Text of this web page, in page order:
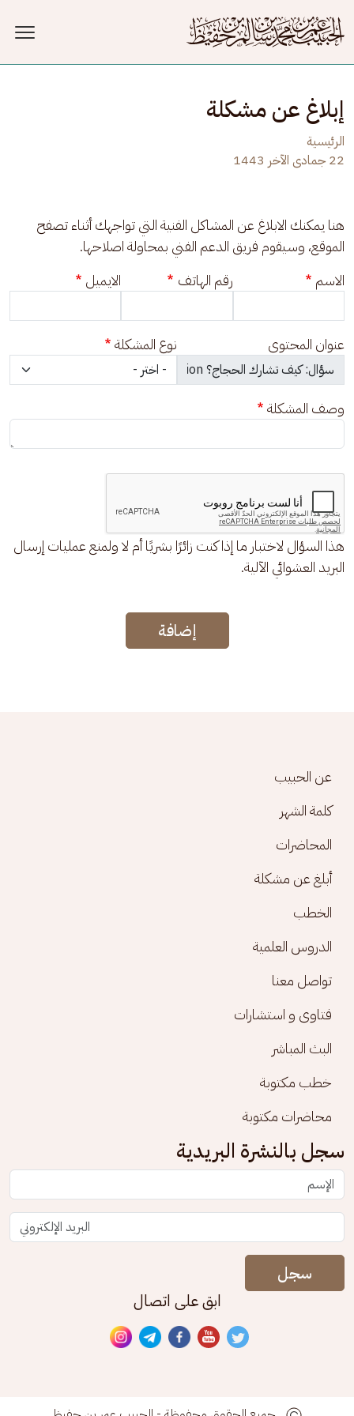
إبلاغ عن مشكلة
الرئيسية
22 جمادى الآخر 1443
هنا يمكنك الابلاغ عن المشاكل الفنية التي تواجهك أثناء تصفح
الموقع، وسيقوم فريق الدعم الفني بمحاولة اصلاحها.
الاسم
رقم الهاتف الايميل
عنوان المحتوى نوع المشكلة
وصف المشكلة
هذا السؤال لاختبار ما إذا كنت زائرًا بشريًا أم لا ولمنع عمليات إرسال
البريد العشوائي الآلية.
إضافة
Footer menu
عن الحبيب
كلمة الشهر
المحاضرات
أبلغ عن مشكلة
الخطب
الدروس العلمية
تواصل معنا
فتاوى و استشارات
البث المباشر
خطب مكتوبة
محاضرات مكتوبة
سجل بالنشرة البريدية
سجل
ابق على اتصال